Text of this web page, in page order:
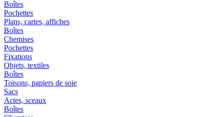
Boîtes
Pochettes
Plans, cartes, affiches
Boîtes
Chemises
Pochettes
Fixations
Objets, textiles
Boîtes
Toisons, papiers de soie
Sacs
Actes, sceaux
Boîtes